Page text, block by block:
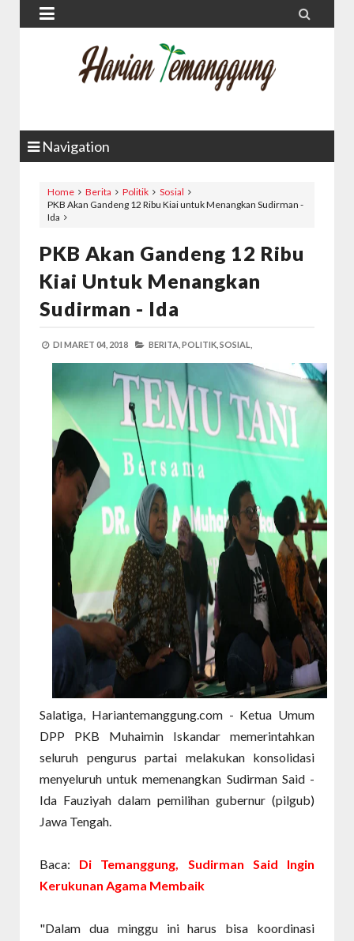
 
Navigation
Home Berita Politik
Sosial
PKB Akan Gandeng 12 Ribu Kiai untuk Menangkan Sudirman -
Ida
PKB Akan Gandeng 12 Ribu
Kiai Untuk Menangkan
Sudirman - Ida
DI MARET 04, 2018 BERITA, POLITIK, SOSIAL,
Salatiga, Hariantemanggung.com - Ketua Umum
DPP PKB Muhaimin Iskandar memerintahkan
seluruh pengurus partai melakukan konsolidasi
menyeluruh untuk memenangkan Sudirman Said -
Ida Fauziyah dalam pemilihan gubernur (pilgub)
Jawa Tengah.
Baca: Di Temanggung, Sudirman Said Ingin
Kerukunan Agama Membaik
"Dalam dua minggu ini harus bisa koordinasi